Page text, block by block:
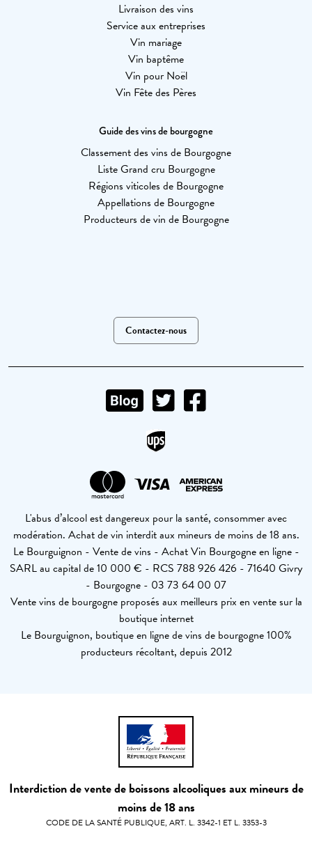
Livraison des vins
Service aux entreprises
Vin mariage
Vin baptême
Vin pour Noël
Vin Fête des Pères
Guide des vins de bourgogne
Classement des vins de Bourgogne
Liste Grand cru Bourgogne
Régions viticoles de Bourgogne
Appellations de Bourgogne
Producteurs de vin de Bourgogne
Contactez-nous
L'abus d’alcool est dangereux pour la santé, consommer avec
modération. Achat de vin interdit aux mineurs de moins de 18 ans.
Le Bourguignon - Vente de vins - Achat Vin Bourgogne en ligne -
SARL au capital de 10 000 € - RCS 788 926 426 - 71640 Givry
- Bourgogne - 03 73 64 00 07
Vente vins de bourgogne proposés aux meilleurs prix en vente sur la
boutique internet
Le Bourguignon, boutique en ligne de vins de bourgogne 100%
producteurs récoltant, depuis 2012
Interdiction de vente de boissons alcooliques aux mineurs de
moins de 18 ans
CODE DE LA SANTÉ PUBLIQUE, ART. L. 3342-1 ET L. 3353-3